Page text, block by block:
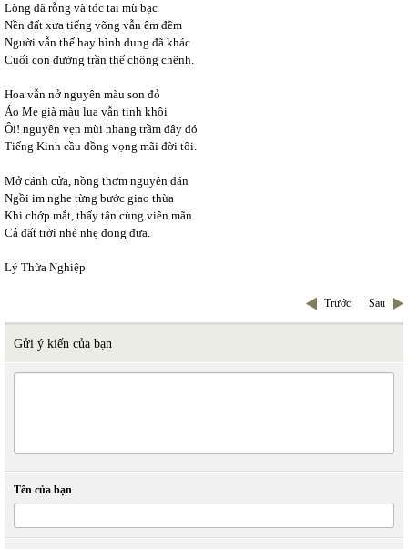
Lòng đã rỗng và tóc tai mù bạc
Nền đất xưa tiếng võng vẫn êm đềm
Người vẫn thế hay hình dung đã khác
Cuối con đường trần thế chông chênh.
Hoa vẫn nở nguyên màu son đỏ
Áo Mẹ già màu lụa vẫn tinh khôi
Ôi! nguyên vẹn mùi nhang trầm đây đó
Tiếng Kinh cầu đồng vọng mãi đời tôi.
Mở cánh cửa, nồng thơm nguyên đán
Ngồi im nghe từng bước giao thừa
Khi chớp mắt, thấy tận cùng viên mãn
Cả đất trời nhè nhẹ đong đưa.
Lý Thừa Nghiệp
Trước Sau
Gửi ý kiến của bạn
Tên của bạn